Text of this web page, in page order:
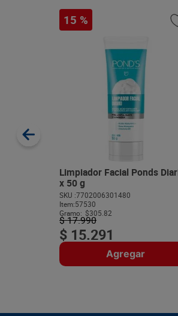
15 %
Limpiador Facial Ponds
x 50 g
SKU :7702006301480
Item:57530
Gramo: $305.82
$17.990
$ 15.291
Agregar